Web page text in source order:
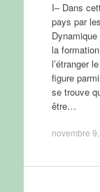
I– Dans
pays par
la
l’étranger
figure
se trouve
être…
novembre